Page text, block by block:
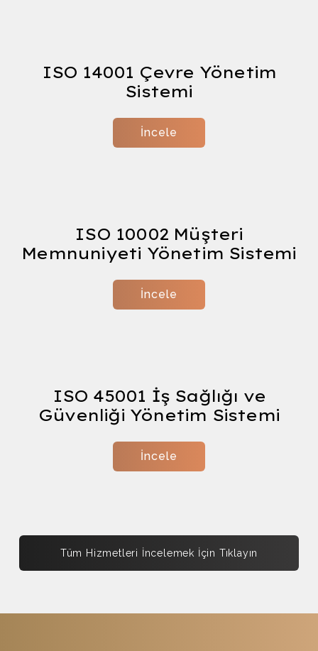
ISO 14001 Çevre Yönetim
Sistemi
İncele
ISO 10002 Müşteri
Memnuniyeti Yönetim Sistemi
İncele
ISO 45001 İş Sağlığı ve
Güvenliği Yönetim Sistemi
İncele
Tüm Hizmetleri İncelemek İçin Tıklayın